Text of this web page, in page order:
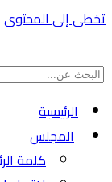
تخطى إلى المحتوى
البحث
الرئيسية
المجلس
كلمة